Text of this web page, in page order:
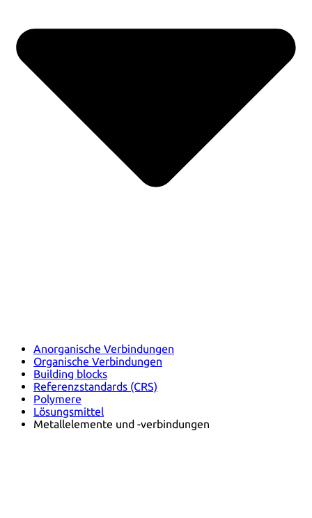
Anorganische Verbindungen
Organische Verbindungen
Building blocks
Referenzstandards (CRS)
Polymere
Lösungsmittel
Metallelemente und -verbindungen